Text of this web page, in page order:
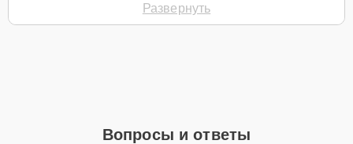
Повреждение компонентов
диагностику и замену.
Развернуть
Вопросы и ответы